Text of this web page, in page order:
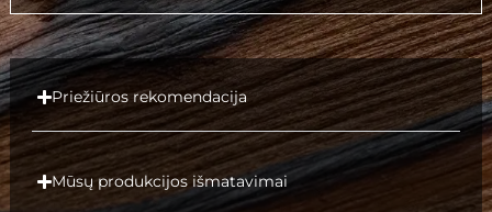
Priežiūros rekomendacija
Mūsų produkcijos išmatavimai